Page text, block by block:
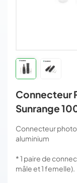
Connecteur
Sunrange
Connecteur
aluminium
* 1 paire de
mâle et 1 femelle).